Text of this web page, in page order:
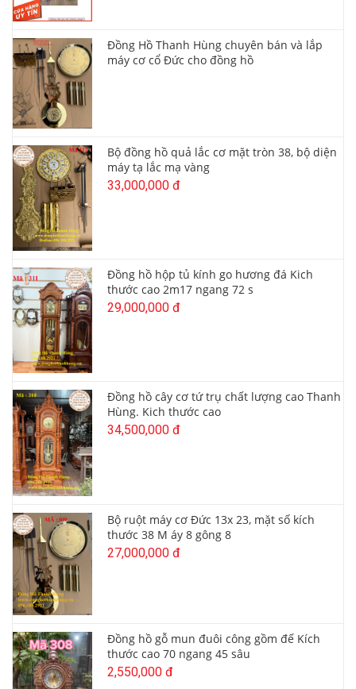
Đồng Hồ Thanh Hùng chuyên bán và lắp
máy cơ cổ Đức cho đồng hồ
Bộ đồng hồ quả lắc cơ mặt tròn 38, bộ diện
máy tạ lắc mạ vàng
33,000,000 đ
Đồng hồ hộp tủ kính go hương đá Kich
thước cao 2m17 ngang 72 s
29,000,000 đ
Đồng hồ cây cơ tứ trụ chất lượng cao Thanh
Hùng. Kich thước cao
34,500,000 đ
Bộ ruột máy cơ Đức 13x 23, mặt số kích
thước 38 M áy 8 gông 8
27,000,000 đ
Đồng hồ gỗ mun đuôi công gồm đế Kích
thước cao 70 ngang 45 sâu
2,550,000 đ